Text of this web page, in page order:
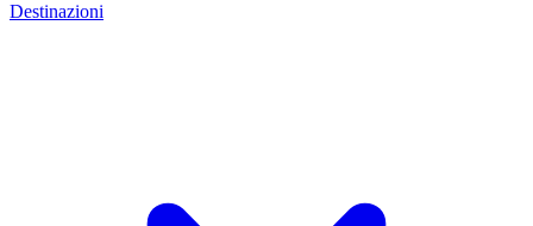
Destinazioni